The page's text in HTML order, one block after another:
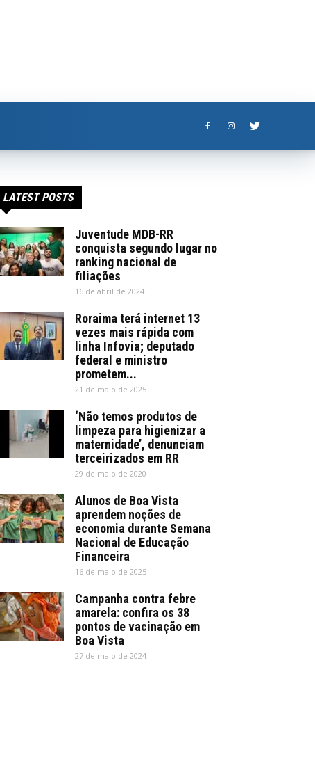
LATEST POSTS
Juventude MDB-RR
conquista segundo lugar no
ranking nacional de
filiações
16 de abril de 2024
Roraima terá internet 13
vezes mais rápida com
linha Infovia; deputado
federal e ministro
prometem...
21 de maio de 2025
‘Não temos produtos de
limpeza para higienizar a
maternidade’, denunciam
terceirizados em RR
29 de maio de 2020
Alunos de Boa Vista
aprendem noções de
economia durante Semana
Nacional de Educação
Financeira
16 de maio de 2025
Campanha contra febre
amarela: confira os 38
pontos de vacinação em
Boa Vista
27 de maio de 2024